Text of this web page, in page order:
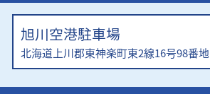
旭川空港駐車場
北海道上川郡東神楽町東2線16号98番地